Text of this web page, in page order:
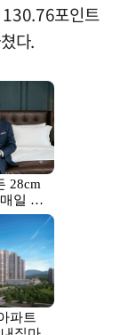
130.76포인트
다.